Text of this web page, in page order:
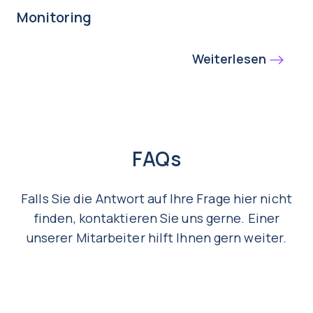
Monitoring
Weiterlesen
FAQs
Falls Sie die Antwort auf Ihre Frage hier nicht
finden, kontaktieren Sie uns gerne. Einer
unserer Mitarbeiter hilft Ihnen gern weiter.